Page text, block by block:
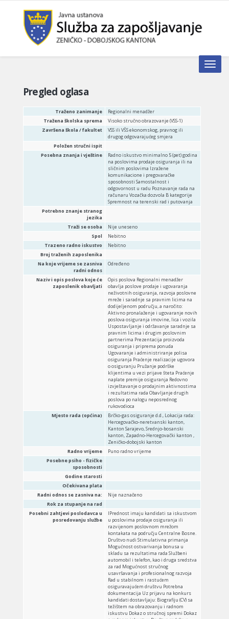
Toggle
Pregled oglasa
Traženo zanimanje
Regionalni menadžer
Tražena školska sprema
Visoko stručno obrazovanje (VSS-1)
Završena škola / fakultet
VSS ili VŠS ekonomskog, pravnog ili
drugog odgovarajućeg smjera
Položen stručni ispit
Posebna znanja i vještine
Radno iskustvo minimalno 5 (pet) godina
na poslovima prodaje osiguranja ili na
sličnim poslovima Izražene
komunikacione i pregovaračke
sposobnosti Samostalnost i
odgovornost u radu Poznavanje rada na
računaru Vozačka dozvola B kategorije
Spremnost na terenski rad i putovanja
Potrebno znanje stranog
jezika
Traži se osoba
Nije uneseno
Spol
Nebitno
Trazeno radno iskustvo
Nebitno
Broj traženih zaposlenika
Na koje vrijeme se zasniva
radni odnos
Određeno
Naziv i opis poslova koje će
zaposlenik obavljati
Opis poslova Regionalni menadžer
obavlja poslove prodaje i ugovaranja
neživotnih osiguranja, razvoja poslovne
mreže i saradnje sa pravnim licima na
dodijeljenom području, a naročito:
Aktivno pronalaženje i ugovaranje novih
poslova osiguranja imovine, lica i vozila
Uspostavljanje i održavanje saradnje sa
pravnim licima i drugim poslovnim
partnerima Prezentacija proizvoda
osiguranja i priprema ponuda
Ugovaranje i administriranje polisa
osiguranja Praćenje realizacije ugovora
o osiguranju Pružanje podrške
klijentima u vezi prijave šteta Praćenje
naplate premije osiguranja Redovno
izvještavanje o prodajnim aktivnostima
i rezultatima rada Obavljanje drugih
poslova po nalogu neposrednog
rukovodioca
Mjesto rada (općina)
Brčko-gas osiguranje d.d., Lokacija rada:
Hercegovačko-neretvanski kanton,
Kanton Sarajevo, Srednjo-bosanski
kanton, Zapadno-Hercegovački kanton ,
Zeničko-dobojski kanton
Radno vrijeme
Puno radno vrijeme
Posebne psiho - fizičke
sposobnosti
Godine starosti
Očekivana plata
Radni odnos se zasniva na:
Nije naznačeno
Rok za stupanje na rad
Posebni zahtjevi poslodavca u
posredovanju službe
IPrednost imaju kandidati sa iskustvom
u poslovima prodaje osiguranja ili
razvijenom poslovnom mrežom
kontakata na području Centralne Bosne.
Društvo nudi Stimulativna primanja
Mogućnost ostvarivanja bonusa u
skladu sa rezultatima rada Službeni
automobil i telefon, kao i druga sredstva
za rad Mogućnost stručnog
usavršavanja i profesionalnog razvoja
Rad u stabilnom i rastućem
osiguravajućem društvu Potrebna
dokumentacija Uz prijavu na konkurs
kandidati dostavljaju: Biografiju (CV) sa
težištem na obrazovanju i radnom
iskustvu Dokaz o stručnoj spremi Dokaz